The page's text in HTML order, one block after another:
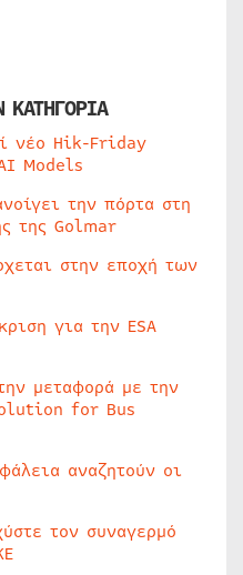
νέο Hik-Friday
Models
την πόρτα στη
της Golmar
στην εποχή των
για την ESA
μεταφορά με την
for Bus
αναζητούν οι
τον συναγερμό